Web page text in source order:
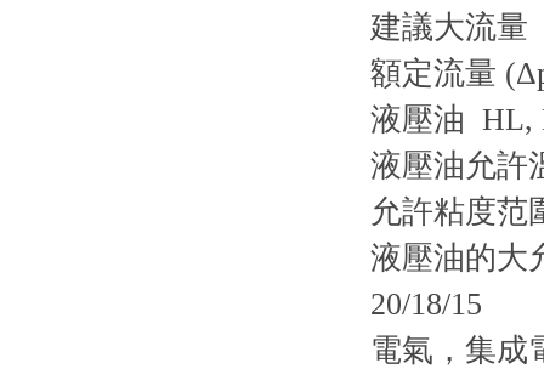
建議大流量
額定流量
液壓油 HL,
液壓油允許
允許粘度范
液壓油的大
20/18/15
電氣，